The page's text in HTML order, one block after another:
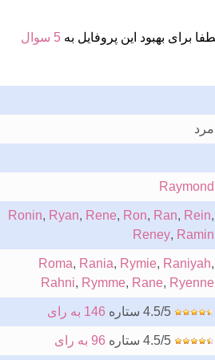
5 سوال
مرد
Raymond
Ronin, Ryan, Rene, Ron, Ran, Rein,
Reney, Ramin
Roma, Rania, Rymie, Raniyah,
Rahni, Rymme, Rane, Ryenne
146 به رای
96 به رای